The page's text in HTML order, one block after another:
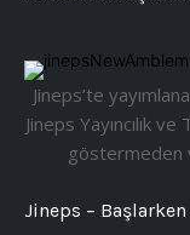
Jineps’te
Jineps Yayıncılık
göstermeden
Jineps – Başlarken